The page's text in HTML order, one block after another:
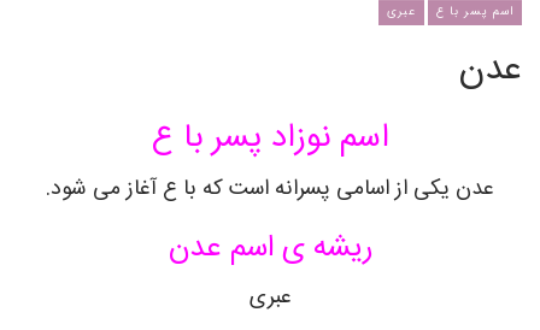
اسم پسر با ع عبری
عدن
اسم نوزاد پسر با ع
عدن یکی از اسامی پسرانه است که با ع آغاز می شود.
ریشه ی اسم عدن
عبری